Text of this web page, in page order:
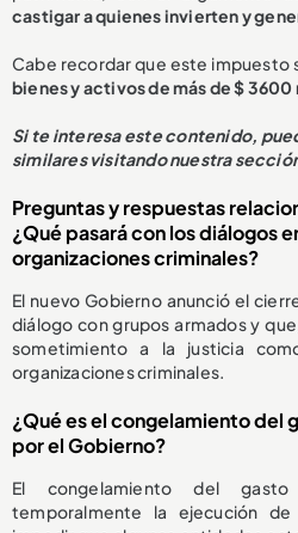
castigar a quienes invierten y
Cabe recordar que este impuesto
bienes y activos de más de $
Si te interesa este contenido,
similares visitando nuestra
Preguntas y respuestas
¿Qué pasará con los diálogos
organizaciones criminales?
El nuevo Gobierno anunció el
diálogo con grupos armados y
sometimiento a la justicia
organizaciones criminales.
¿Qué es el congelamiento del
por el Gobierno?
El congelamiento del
temporalmente la ejecución